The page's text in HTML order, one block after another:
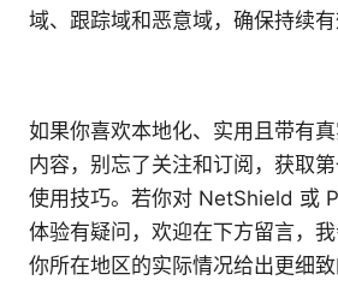
域、跟踪域和恶意域，确保持续有
如果你喜欢本地化、实用且带有
内容，别忘了关注和订阅，获取
使用技巧。若你对 NetShield 或
体验有疑问，欢迎在下方留言，
你所在地区的实际情况给出更细致